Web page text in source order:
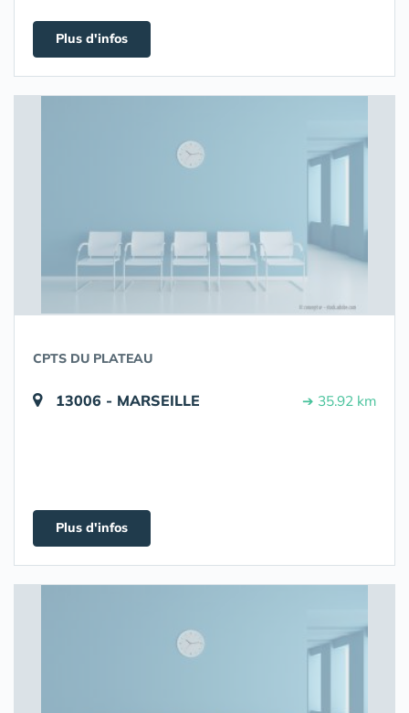
Plus d'infos
CPTS DU PLATEAU
13006 - MARSEILLE ➔ 35.92 km
Plus d'infos